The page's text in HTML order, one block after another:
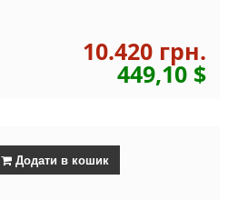
10.420 грн.
449,10 $
Додати в кошик